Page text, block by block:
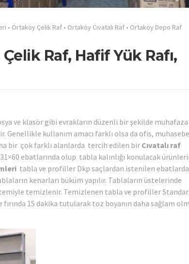
• Ortaköy Çelik Raf • Ortaköy Cıvatalı Raf • Ortaköy Depo Raf
Raf, Hafif Yük Rafı,
ve klasör gibi evrakların düzenli bir şekilde muhafaza
Genellikle kullanım amacı farklı olsa da ofis,
bir çok farklı alanlarda tercih edilen bir Cıvatalı raf
ebatlarında olup tabla kalınlığı konulacak
tabla ve profiller Dkp saçlardan istenilen ebatlarda
kenarları büküm yapılır. Tablaların üstelerinde
temizlenir. Temizlenen tabla ve profiller
15 dakika tutularak toz boyanın daha sağlam